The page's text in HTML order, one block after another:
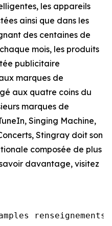
les appareils
ainsi que dans les
des centaines de
mois, les produits
publicitaire
marques de
aux quatre coins du
marques de
Singing Machine,
Stingray doit son
composée de plus
davantage, visitez